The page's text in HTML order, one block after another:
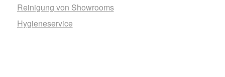
Reinigung von Showrooms
Hygieneservice